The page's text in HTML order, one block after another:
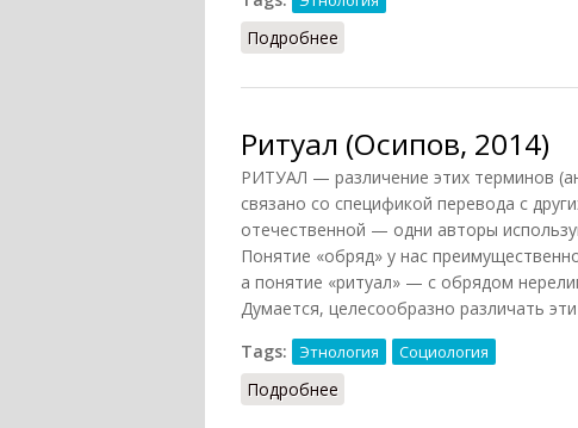
Подробнее
Ритуал (Осипов, 2014)
РИТУАЛ — различение этих терминов
связано со спецификой перевода с
отечественной — одни авторы
Понятие «обряд» у нас
а понятие «ритуал» — с обрядом
Думается, целесообразно различать
Tags:
Этнология Социология
Подробнее